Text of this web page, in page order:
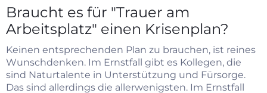
Braucht es für "Trauer am
Arbeitsplatz" einen Krisenplan?
Keinen entsprechenden Plan zu brauchen, ist reines
Wunschdenken. Im Ernstfall gibt es Kollegen, die
sind Naturtalente in Unterstützung und Fürsorge.
Das sind allerdings die allerwenigsten. Im Ernstfall